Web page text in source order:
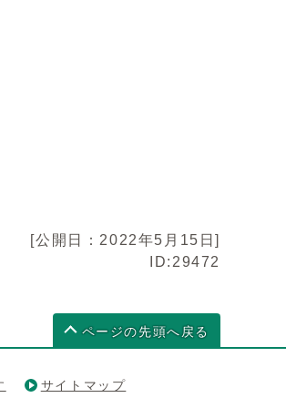
[公開日：2022年5月15日]
ID:29472
ページの先頭へ戻る
サイトマップ